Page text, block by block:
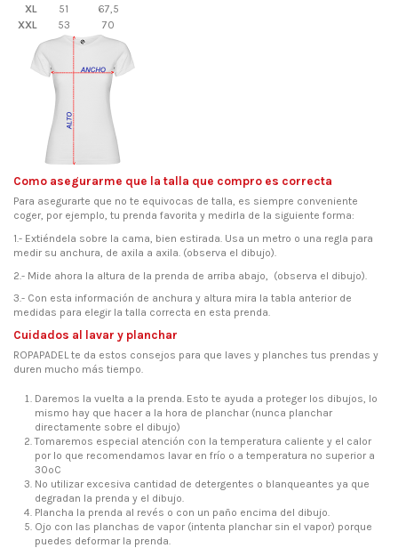
XL
51
67,5
XXL
53 70
Como asegurarme que la talla que compro es correcta
Para asegurarte que no te equivocas de talla, es siempre conveniente
coger, por ejemplo, tu prenda favorita y medirla de la siguiente forma:
1.- Extiéndela sobre la cama, bien estirada. Usa un metro o una regla para
medir su anchura, de axila a axila. (observa el dibujo).
2.- Mide ahora la altura de la prenda de arriba abajo, (observa el dibujo).
3.- Con esta información de anchura y altura mira la tabla anterior de
medidas para elegir la talla correcta en esta prenda.
Cuidados al lavar y planchar
ROPAPADEL te da estos consejos para que laves y planches tus prendas y
duren mucho más tiempo.
Daremos la vuelta a la prenda. Esto te ayuda a proteger los dibujos, lo
mismo hay que hacer a la hora de planchar (nunca planchar
directamente sobre el dibujo)
Tomaremos especial atención con la temperatura caliente y el calor
por lo que recomendamos lavar en frío o a temperatura no superior a
30ºC
No utilizar excesiva cantidad de detergentes o blanqueantes ya que
degradan la prenda y el dibujo.
Plancha la prenda al revés o con un paño encima del dibujo.
Ojo con las planchas de vapor (intenta planchar sin el vapor) porque
puedes deformar la prenda.